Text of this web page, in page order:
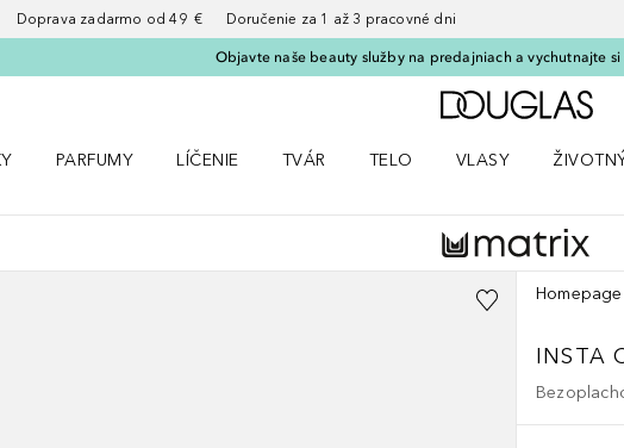
Doprava zadarmo od 49 € Doručenie za 1 až 3 pracovné dni
Objavte naše beauty služby na predajniach a vychutnajte si
PARFUMY
LÍČENIE
TVÁR
TELO
VLASY
Homepage
INSTA